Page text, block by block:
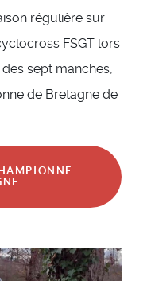
régulière sur
FSGT lors
sept manches,
de Bretagne de